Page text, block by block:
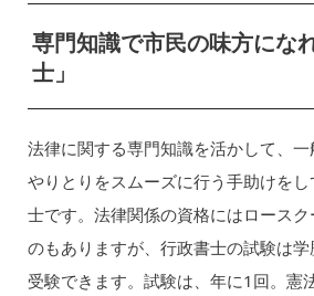
専門知識で市民の味方にな
士」
法律に関する専門知識を活かして、
やりとりをスムーズに行う手助けを
士です。法律関係の資格にはロース
のもありますが、行政書士の試験は学
受験できます。試験は、年に1回。憲